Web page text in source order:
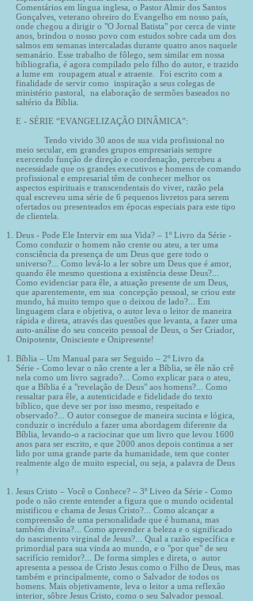
Comentários em língua inglesa, o Pastor Almir dos Santos
Gonçalves, veterano obreiro do Evangelho em nosso país,
onde chegou a dirigir o "O Jornal Batista" por cerca de vinte
anos, brindou o nosso povo com estudos sobre cada um dos
salmos em semanas intercaladas durante quatro anos naquele
semanário. Esse trabalho de fôlego, sem similar em nossa
bibliografia, é agora compilado pelo filho do autor, e trazido
a lume em roupagem atual e atraente. Foi escrito com a
finalidade de servir como inspiração a seus colegas de
ministério pastoral, na elaboração de sermões baseados no
saltério da Bíblia.
E - SÉRIE “EVANGELIZAÇÃO DINÂMICA”:
Tendo vivido 30 anos de sua vida profissional no
meio secular, em grandes grupos empresariais sempre
exercendo função de direção e coordenação, percebeu a
necessidade que os grandes executivos e homens de comando
profissional e empresarial têm de conhecer melhor os
aspectos espirituais e transcendentais do viver, razão pela
qual escreveu uma série de 6 pequenos livretos para serem
ofertados ou presenteados em épocas especiais para este tipo
de clientela.
Deus - Pode Ele Intervir em sua Vida? – 1º Livro da Série -
Como conduzir o homem não crente ou ateu, a ter uma
consciência da presença de um Deus que gere todo o
universo?... Como levá-lo a ler sobre um Deus que é amor,
quando êle mesmo questiona a existência desse Deus?...
Como evidenciar para êle, a atuação presente de um Deus,
que aparentemente, em sua concepção pessoal, se criou este
mundo, há muito tempo que o deixou de lado?... Em
linguagem clara e objetiva, o autor leva o leitor de maneira
rápida e direta, através das questões que levanta, a fazer uma
auto-análise do seu conceito pessoal de Deus, o Ser Criador,
Onipotente, Onisciente e Onipresente!
Bíblia – Um Manual para ser Seguido – 2º Livro da
Série - Como levar o não crente a ler a Bíblia, se êle não crê
nela como um livro sagrado?... Como explicar para o ateu,
que a Bíblia é a "revelação de Deus" aos homens?... Como
ressaltar para êle, a autenticidade e fidelidade do texto
bíblico, que deve ser por isso mesmo, respeitado e
observado?... O autor consegue de maneira sucinta e lógica,
conduzir o incrédulo a fazer uma abordagem diferente da
Bíblia, levando-o a raciocinar que um livro que levou 1600
anos para ser escrito, e que 2000 anos depois continua a ser
lido por uma grande parte da humanidade, tem que conter
realmente algo de muito especial, ou seja, a palavra de Deus
!
Jesus Cristo – Você o Conhece? – 3º Liveo da Série - Como
pode o não crente entender a figura que o mundo ocidental
mistificou e chama de Jesus Cristo?... Como alcançar a
compreensão de uma personalidade que é humana, mas
também divina?... Como apreender a beleza e o significado
do nascimento virginal de Jesus?... Qual a razão específica e
primordial para sua vinda ao mundo, e o "por que" de seu
sacrifício remidor?... De forma simples e direta, o autor
apresenta a pessoa de Cristo Jesus como o Filho de Deus, mas
também e principalmente, como o Salvador de todos os
homens. Mais objetivamente, leva o leitor a uma reflexão
interior, sôbre Jesus Cristo, como o seu Salvador pessoal.